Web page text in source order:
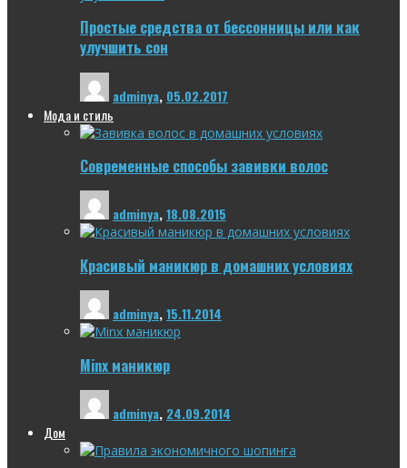
Простые средства от бессонницы или как
улучшить сон
adminya, 05.02.2017
Мода и стиль
Современные способы завивки волос
adminya,18.08.2015
Красивый маникюр в домашних условиях
adminya,15.11.2014
Minx маникюр
adminya, 24.09.2014
Дом